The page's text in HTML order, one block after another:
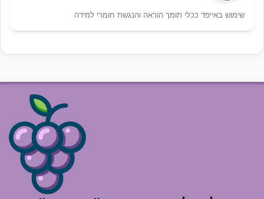
שימוש באייפד ככלי תומך הוראה והנגשת חומרי למידה